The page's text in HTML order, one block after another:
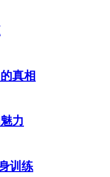
真相
力
训练